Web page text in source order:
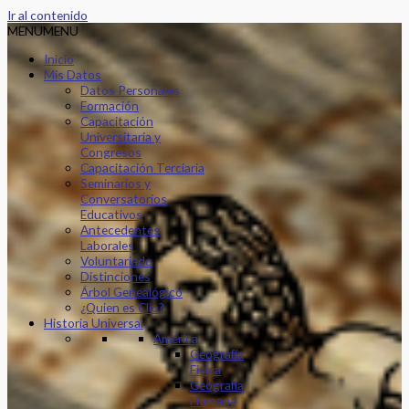
Ir al contenido
MENUMENU
Inicio
Mis Datos
Datos Personales
Formación
Capacitación
Universitaria y
Congresos
Capacitación Terciaria
Seminarios y
Conversatorios
Educativos
Antecedentes
Laborales
Voluntariado
Distinciones
Árbol Genealógico
¿Quien es Clio?
Historia Universal
América
Geografía
Física
Geografía
Humana